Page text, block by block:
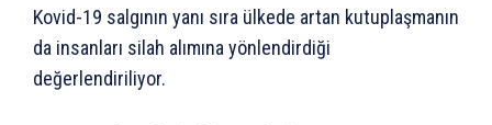
Kovid-19 salgının yanı sıra ülkede artan kutuplaşmanın
da insanları silah alımına yönlendirdiği
değerlendiriliyor.